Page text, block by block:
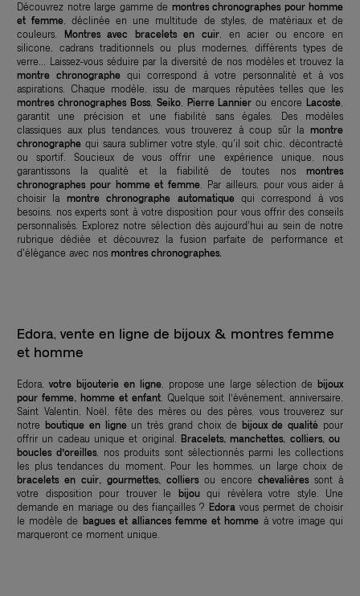
Découvrez notre large gamme de montres chronographes pour homme
et femme, déclinée en une multitude de styles, de matériaux et de
couleurs.
Montres avec bracelets en cuir, en acier ou encore en
silicone, cadrans traditionnels ou plus modernes, différents types de
verre... Laissez-vous séduire par la diversité de nos modèles et trouvez la
montre chronographe qui correspond à votre personnalité et à vos
aspirations. Chaque modèle, issu de marques réputées telles que les
montres chronographes Boss, Seiko, Pierre Lannier ou encore Lacoste,
garantit une précision et une fiabilité sans égales. Des modèles
classiques aux plus tendances, vous trouverez à coup sûr lamontre
chronographe qui saura sublimer votre style, qu'il soit chic, décontracté
ou sportif. Soucieux de vous offrir une expérience unique, nous
garantissons la qualité et la fiabilité de toutes nos montres
chronographes pour homme et femme. Par ailleurs, pour vous aider à
choisir la montre chronographe automatique qui correspond à vos
besoins, nos experts sont à votre disposition pour vous offrir des conseils
personnalisés. Explorez notre sélection dès aujourd'hui au sein de notre
rubrique dédiée et découvrez la fusion parfaite de performance et
d'élégance avec nos montres chronographes.
Edora, vente en ligne de bijoux & montres femme
et homme
Edora, votre bijouterie en ligne, propose une large sélection de bijoux
pour femme, homme et enfant. Quelque soit l’événement, anniversaire,
Saint Valentin, Noël, fête des mères ou des pères, vous trouverez sur
notre boutique en ligneun très grand choix de bijoux de qualité pour
offrir un cadeau unique et original. Bracelets, manchettes, colliers, ou
boucles d’oreilles, nos produits sont sélectionnés parmi les collections
les plus tendances du moment. Pour les hommes, un large choix de
bracelets en cuir, gourmettes, colliersou encore chevalièressont à
votre disposition pour trouver le
bijouqui révèlera votre style. Une
demande en mariage ou des fiançailles ? Edora vous permet de choisir
le modèle de bagues et alliances femme et homme à votre image qui
marqueront ce moment unique.